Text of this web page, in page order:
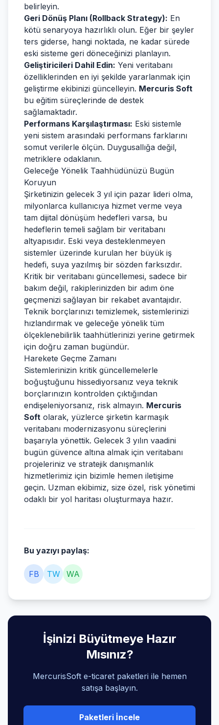
belirleyin.
Geri Dönüş Planı (Rollback Strategy): En
kötü senaryoya hazırlıklı olun. Eğer bir şeyler
ters giderse, hangi noktada, ne kadar sürede
eski sisteme geri döneceğinizi planlayın.
Geliştiricileri Dahil Edin: Yeni veritabanı
özelliklerinden en iyi şekilde yararlanmak için
geliştirme ekibinizi güncelleyin. Mercuris Soft
bu eğitim süreçlerinde de destek
sağlamaktadır.
Performans Karşılaştırması: Eski sistemle
yeni sistem arasındaki performans farklarını
somut verilerle ölçün. Duygusallığa değil,
metriklere odaklanın.
Geleceğe Yönelik Taahhüdünüzü Bugün
Koruyun
Şirketinizin gelecek 3 yıl için pazar lideri olma,
milyonlarca kullanıcıya hizmet verme veya
tam dijital dönüşüm hedefleri varsa, bu
hedeflerin temeli sağlam bir veritabanı
altyapısıdır. Eski veya desteklenmeyen
sistemler üzerinde kurulan her büyük iş
hedefi, suya yazılmış bir sözden farksızdır.
Kritik bir veritabanı güncellemesi, sadece bir
bakım değil, rakiplerinizden bir adım öne
geçmenizi sağlayan bir rekabet avantajıdır.
Teknik borçlarınızı temizlemek, sistemlerinizi
hızlandırmak ve geleceğe yönelik tüm
ölçeklenebilirlik taahhütlerinizi yerine getirmek
için doğru zaman bugündür.
Harekete Geçme Zamanı
Sistemlerinizin kritik güncellemelerle
boğuştuğunu hissediyorsanız veya teknik
borçlarınızın kontrolden çıktığından
endişeleniyorsanız, risk almayın. Mercuris
Soft olarak, yüzlerce şirketin karmaşık
veritabanı modernizasyonu süreçlerini
başarıyla yönettik. Gelecek 3 yılın vaadini
bugün güvence altına almak için veritabanı
projeleriniz ve stratejik danışmanlık
hizmetlerimiz için bizimle hemen iletişime
geçin. Uzman ekibimiz, size özel, risk yönetimi
odaklı bir yol haritası oluşturmaya hazır.
Bu yazıyı paylaş:
FB TW WA
İşinizi Büyütmeye Hazır
Mısınız?
MercurisSoft e-ticaret paketleri ile hemen
satışa başlayın.
Paketleri İncele